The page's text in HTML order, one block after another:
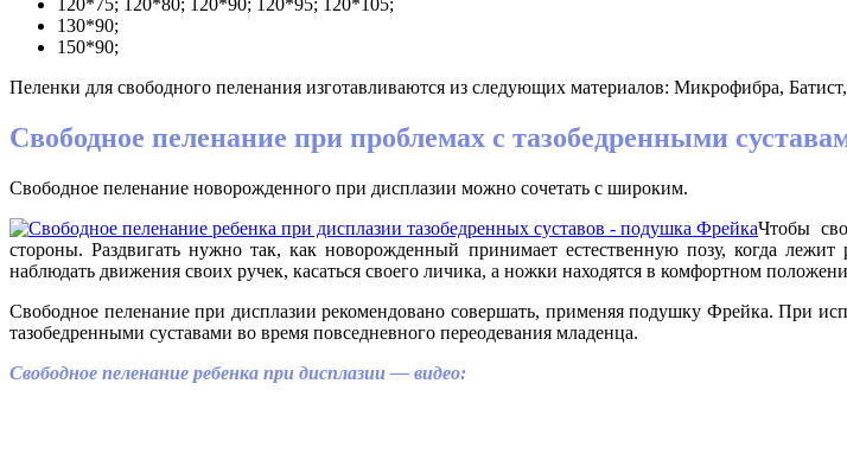
120*75; 120*80; 120*90; 120*95; 120*105;
130*90;
150*90;
Пеленки для свободного пеленания изготавливаются из следующих материалов: Микрофибра,
Свободное пеленание при проблемах с тазобедренными
Свободное пеленание новорожденного при дисплазии можно сочетать с широким.
Чтобы
стороны. Раздвигать нужно так, как новорожденный принимает естественную позу, когда
наблюдать движения своих ручек, касаться своего личика, а ножки находятся в комфортном
Свободное пеленание при дисплазии рекомендовано совершать, применяя подушку Фрейка. При
тазобедренными суставами во время повседневного переодевания младенца.
Свободное пеленание ребенка при дисплазии — видео: